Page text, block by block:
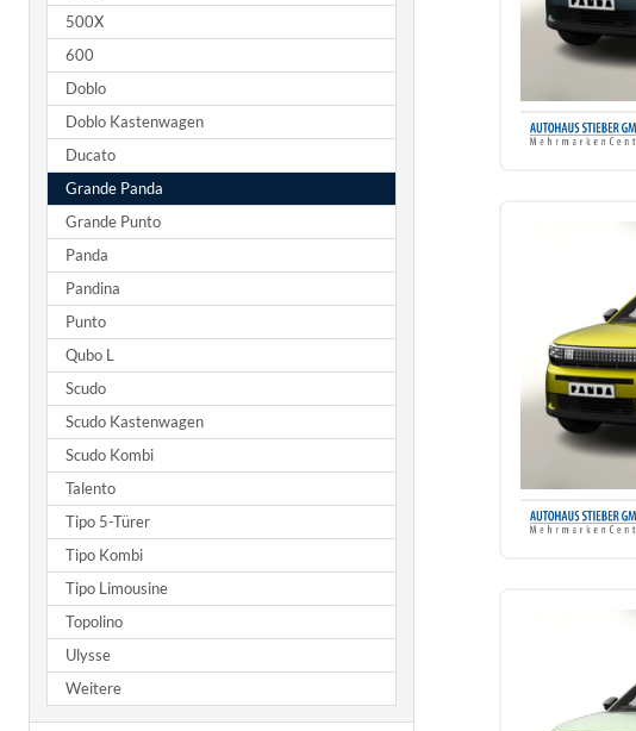
500X
600
Doblo
Doblo Kastenwagen
Ducato
Grande Panda
Grande Punto
Panda
Pandina
Punto
Qubo L
Scudo
Scudo Kastenwagen
Scudo Kombi
Talento
Tipo 5-Türer
Tipo Kombi
Tipo Limousine
Topolino
Ulysse
Weitere